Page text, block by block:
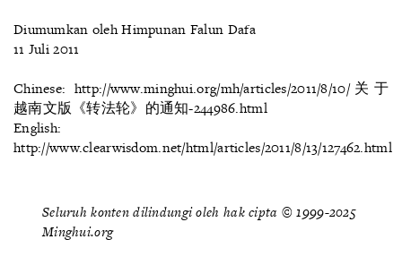
Diumumkan oleh Himpunan Falun Dafa
11 Juli 2011
Chinese: http://www.minghui.org/mh/articles/2011/8/10/关于
越南文版《转法轮》的通知-244986.html
English:
http://www.clearwisdom.net/html/articles/2011/8/13/127462.html
Seluruh konten dilindungi oleh hak cipta © 1999-2025
Minghui.org